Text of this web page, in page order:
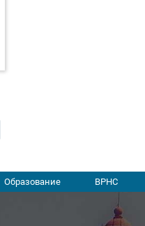
Образование ВРНС